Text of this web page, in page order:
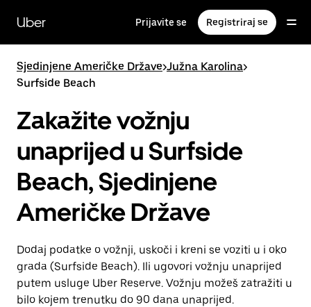
glavni
sadržaj
Uber Prijavite se Registriraj se
Sjedinjene Američke Države>Južna Karolina>
Surfside Beach
Zakažite vožnju
unaprijed u Surfside
Beach, Sjedinjene
Američke Države
Dodaj podatke o vožnji, uskoči i kreni se voziti u i oko
grada (Surfside Beach). Ili ugovori vožnju unaprijed
putem usluge Uber Reserve. Vožnju možeš zatražiti u
bilo kojem trenutku do 90 dana unaprijed.